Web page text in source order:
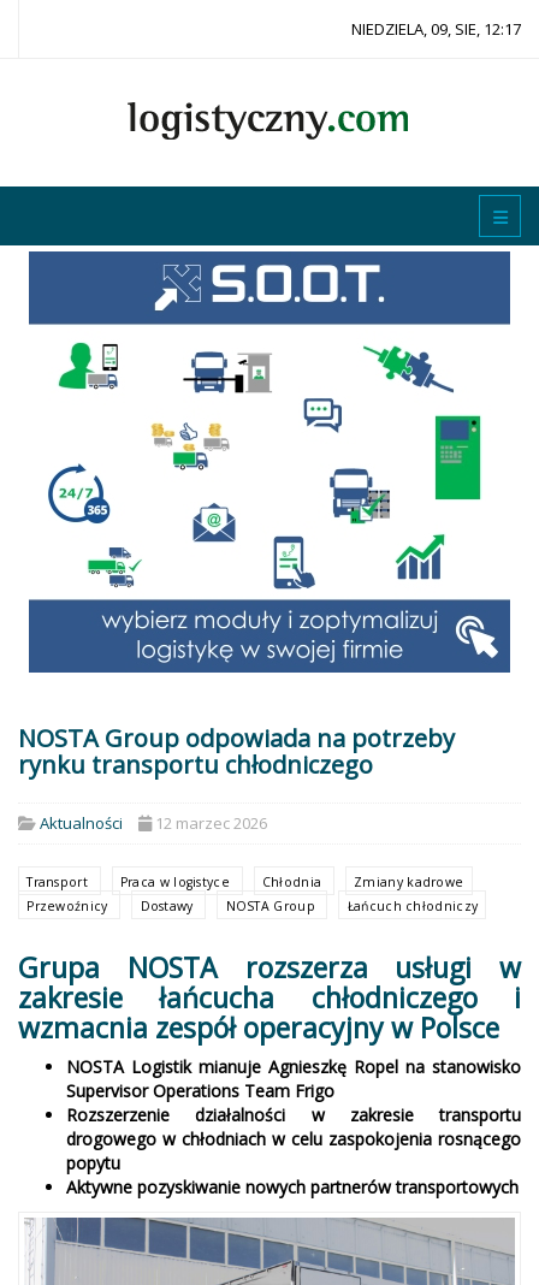
NIEDZIELA, 09, SIE, 12:17
NOSTA Group odpowiada na potrzeby
rynku transportu chłodniczego
Aktualności 12 marzec 2026
Transport Praca w logistyce Chłodnia
Zmiany kadrowe
Przewoźnicy
Dostawy NOSTA Group Łańcuch chłodniczy
Grupa NOSTA rozszerza usługi w
zakresie łańcucha chłodniczego i
wzmacnia zespół operacyjny w Polsce
NOSTA Logistik mianuje Agnieszkę Ropel na stanowisko
Supervisor Operations Team Frigo
Rozszerzenie działalności w zakresie transportu
drogowego w chłodniach w celu zaspokojenia rosnącego
popytu
Aktywne pozyskiwanie nowych partnerów transportowych